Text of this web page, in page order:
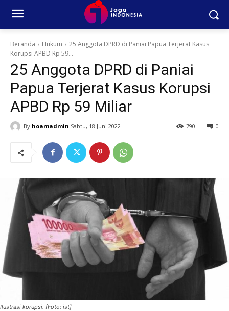
Beranda Hukum
25 Anggota DPRD di Paniai Papua Terjerat Kasus
Korupsi APBD Rp 59...
25 Anggota DPRD di Paniai
Papua Terjerat Kasus Korupsi
APBD Rp 59 Miliar
By hoamadmin Sabtu, 18 Juni 2022 0
790
Ilustrasi korupsi. [Foto: ist]